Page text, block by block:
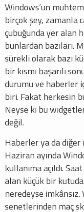
Windows’un
birçok şey, zamanla
çubuğunda yer alan
bunlardan bazıları.
sürekli olarak bazı
bir kısmı başarılı
durumu ve haberler
biri. Fakat herkesin
Neyse ki bu
değil.
Haberler ya da
Haziran ayında
kullanıma açıldı.
alan küçük bir
neredeyse
senetlerinden maç